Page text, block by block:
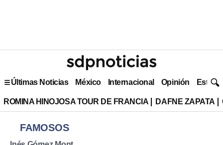
Últimas Noticias México Internacional Opinión Estilo
ROMINA HINOJOSA TOUR DE FRANCIA DAFNE ZAPATA
FAMOSOS